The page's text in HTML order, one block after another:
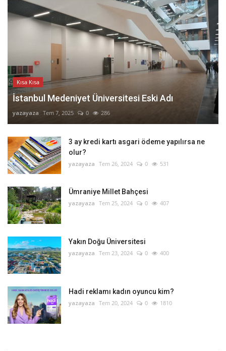
Kısa Kısa
İstanbul Medeniyet Üniversitesi Eski Adı
yazayaza Tem 7, 2025 0 286
3 ay kredi kartı asgari ödeme yapılırsa ne
olur?
yazayaza Tem 26, 2024 0 531
Ümraniye Millet Bahçesi
yazayaza Tem 25, 2024 0 407
Yakın Doğu Üniversitesi
yazayaza Tem 23, 2024 0 400
Hadi reklamı kadın oyuncu kim?
yazayaza Tem 20, 2024 0 1810